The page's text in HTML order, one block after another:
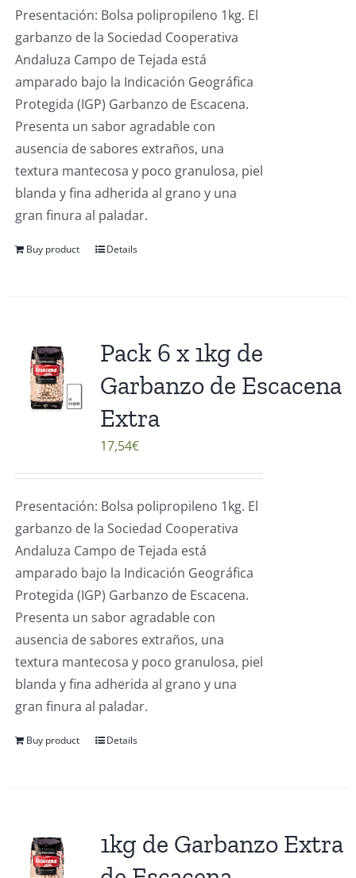
Presentación: Bolsa polipropileno 1kg. El
garbanzo de la Sociedad Cooperativa
Andaluza Campo de Tejada está
amparado bajo la Indicación Geográfica
Protegida (IGP) Garbanzo de Escacena.
Presenta un sabor agradable con
ausencia de sabores extraños, una
textura mantecosa y poco granulosa, piel
blanda y fina adherida al grano y una
gran finura al paladar.
Buy product Details
Pack 6 x 1kg de
Garbanzo de Escacena
Extra
17,54€
Presentación: Bolsa polipropileno 1kg. El
garbanzo de la Sociedad Cooperativa
Andaluza Campo de Tejada está
amparado bajo la Indicación Geográfica
Protegida (IGP) Garbanzo de Escacena.
Presenta un sabor agradable con
ausencia de sabores extraños, una
textura mantecosa y poco granulosa, piel
blanda y fina adherida al grano y una
gran finura al paladar.
Buy product Details
1kg de Garbanzo Extra